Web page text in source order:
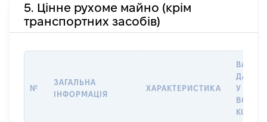
5. Цінне рухоме майно (крім
транспортних засобів)
№
ЗАГАЛЬНА
ІНФОРМАЦІЯ
ХАРАКТЕРИСТИКА
ДАТУ
У